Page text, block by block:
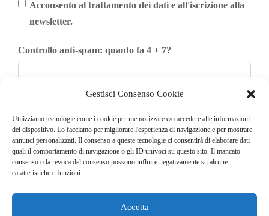
Gestisci Consenso Cookie
Utilizziamo tecnologie come i cookie per memorizzare e/o accedere alle informazioni
del dispositivo. Lo facciamo per migliorare l'esperienza di navigazione e per mostrare
annunci personalizzati. Il consenso a queste tecnologie ci consentirà di elaborare dati
quali il comportamento di navigazione o gli ID univoci su questo sito. Il mancato
consenso o la revoca del consenso possono influire negativamente su alcune
caratteristiche e funzioni.
Accetta
Acconsento al trattamento dei dati e all'iscrizione alla
newsletter.
Controllo anti-spam: quanto fa 4 + 7?
Iscriviti